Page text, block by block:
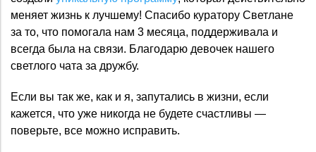
меняет жизнь к лучшему! Спасибо куратору Светлане
за то, что помогала нам 3 месяца, поддерживала и
всегда была на связи. Благодарю девочек нашего
светлого чата за дружбу.
Если вы так же, как и я, запутались в жизни, если
кажется, что уже никогда не будете счастливы —
поверьте, все можно исправить.